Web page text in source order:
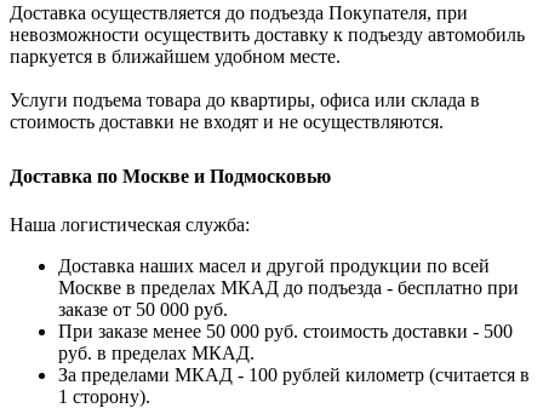
Доставка осуществляется до подъезда Покупателя, при
невозможности осуществить доставку к подъезду автомобиль
паркуется в ближайшем удобном месте.
Услуги подъема товара до квартиры, офиса или склада в
стоимость доставки не входят и не осуществляются.
Доставка по Москве и Подмосковью
Наша логистическая служба:
Доставка наших масел и другой продукции по всей
Москве в пределах МКАД до подъезда - бесплатно при
заказе от 50 000 руб.
При заказе менее 50 000 руб. стоимость доставки - 500
руб. в пределах МКАД.
За пределами МКАД - 100 рублей километр (считается в
1 сторону).